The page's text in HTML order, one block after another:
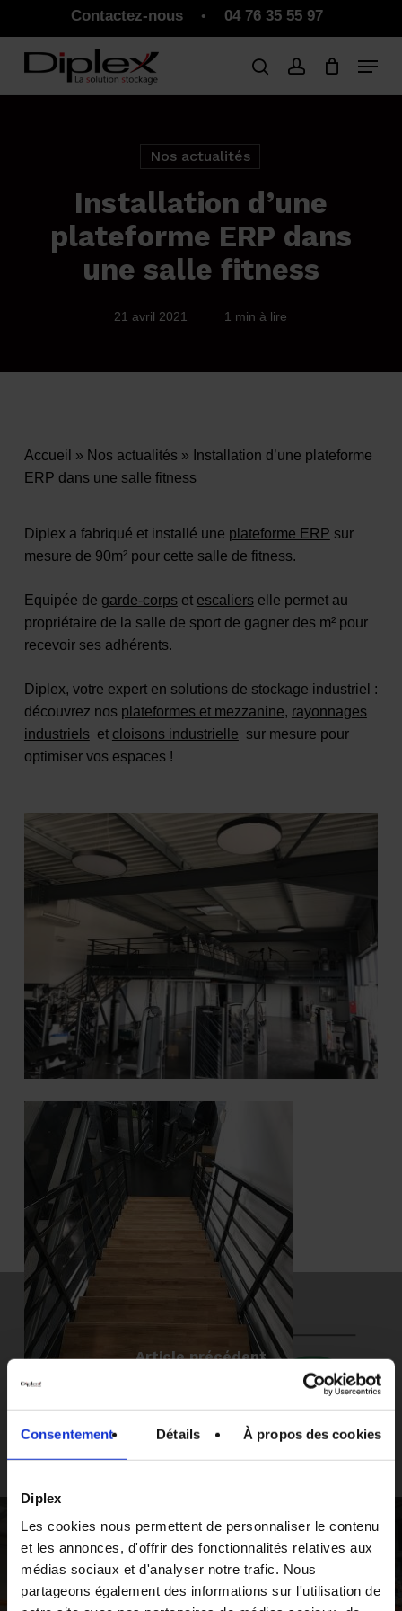
Consentement Détails À propos des cookies
Diplex
Les cookies nous permettent de personnaliser le contenu
et les annonces, d'offrir des fonctionnalités relatives aux
médias sociaux et d'analyser notre trafic. Nous
partageons également des informations sur l'utilisation de
main
content
Contactez-nous • 04 76 35 55 97
Panier Close
Nos actualités
Installation d’une
plateforme ERP dans
une salle fitness
21 avril 2021 1 min à lire
Accueil » Nos actualités» Installation d’une plateforme
ERP dans une salle fitness
Diplex a fabriqué et installé une plateforme ERP sur
mesure de 90m² pour cette salle de fitness.
Equipée de garde-corpset escalierselle permet au
propriétaire de la salle de sport de gagner des m² pour
recevoir ses adhérents.
Diplex, votre expert en solutions de stockage industriel :
découvrez nos plateformes et mezzanine, rayonnages
industrielset cloisons industrielle sur mesure pour
optimiser vos espaces !
Demandez
Article précédent
Diplex bénéficie du soutien de France
Article suivant
Un entrepôt équipé de rayonnage à
Menu